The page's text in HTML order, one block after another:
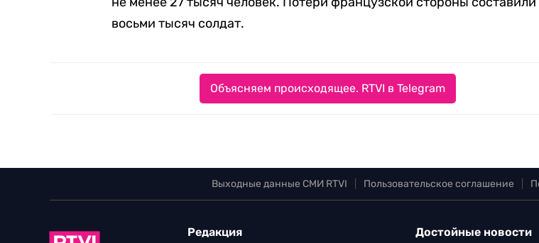
восьми тысяч солдат.
Объясняем происходящее. RTVI в Telegram
Выходные данные СМИ RTVI Пользовательское соглашение
Редакция Достойные новости